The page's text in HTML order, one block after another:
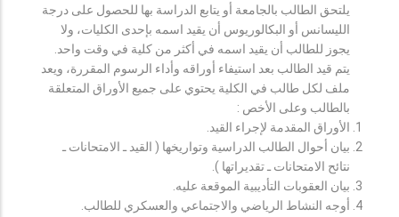
يلتحق الطالب بالجامعة أو يتابع الدراسة بها للحصول على درجة
الليسانس أو البكالوريوس أن يقيد اسمه بإحدى الكليات، ولا
يجوز للطالب أن يقيد اسمه في أكثر من كلية في وقت واحد.
يتم قيد الطالب بعد استيفاء أوراقه وأداء الرسوم المقررة، ويعد
ملف لكل طالب في الكلية يحتوي على جميع الأوراق المتعلقة
بالطالب وعلى الأخص :
الأوراق المقدمة لإجراء القيد.
بيان أحوال الطالب الدراسية وتواريخها ( القيد ـ الامتحانات ـ
نتائح الامتحانات ـ تقديراتها ).
بيان العقوبات التأديبية الموقعة عليه.
أوجه النشاط الرياضي والاجتماعي والعسكري للطالب.